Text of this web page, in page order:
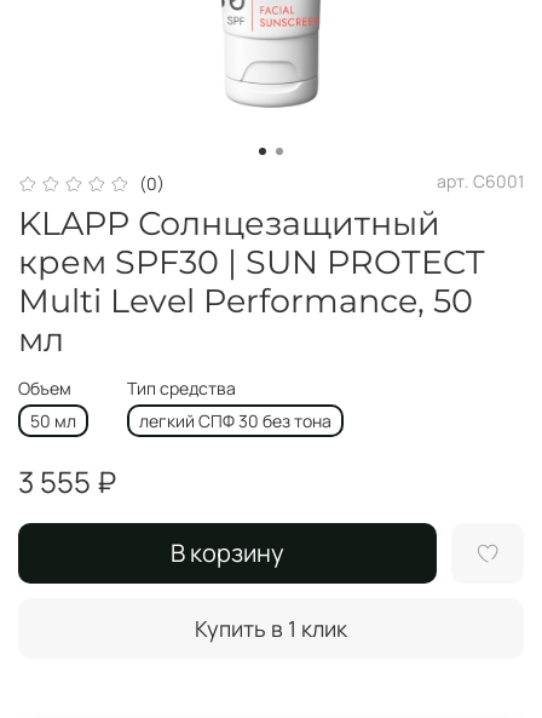
(0) арт. C6001
KLAPP Солнцезащитный
крем SPF30 | SUN PROTECT
Multi Level Performance, 50
мл
Объем
50 мл
Тип средства
легкий СПФ 30 без тона
3 555 ₽
В корзину
Купить в 1 клик